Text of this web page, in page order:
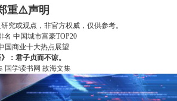
重⚠️声明
究或观点，非官方权威，仅供参考。
名 中国城市富豪TOP20
国商业十大热点展望
》：君子贞而不谅。
国学读书网 故海文集